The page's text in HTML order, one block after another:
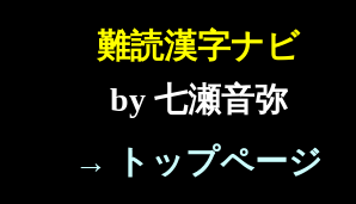
難読漢字ナビ
by 七瀬音弥
→ トップページ